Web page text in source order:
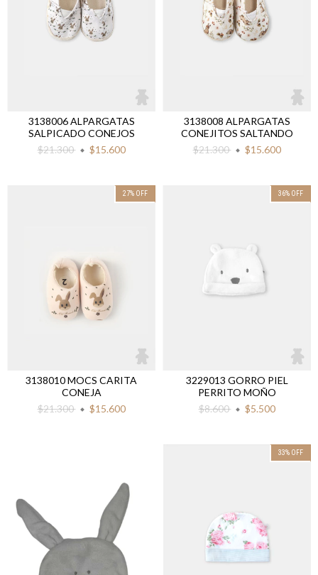
3138006 ALPARGATAS
SALPICADO CONEJOS
$21.300
$15.600
3138008 ALPARGATAS
CONEJITOS SALTANDO
$21.300
$15.600
27% OFF
3138010 MOCS CARITA
CONEJA
$21.300
$15.600
36% OFF
3229013 GORRO PIEL
PERRITO MOÑO
$8.600
$5.500
33% OFF